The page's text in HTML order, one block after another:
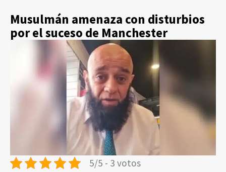
Musulmán amenaza con disturbios
por el suceso de Manchester
5/5 - 3 votos